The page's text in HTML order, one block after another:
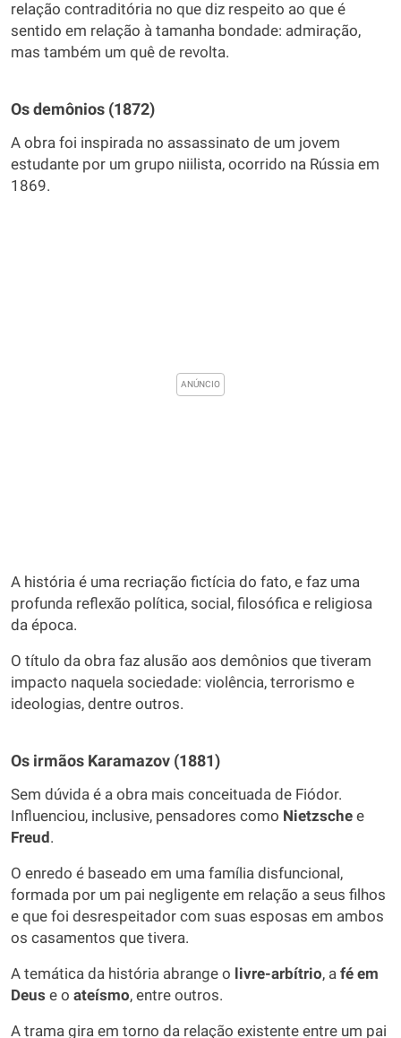
relação contraditória no que diz respeito ao que é
sentido em relação à tamanha bondade: admiração,
mas também um quê de revolta.
Os demônios (1872)
A obra foi inspirada no assassinato de um jovem
estudante por um grupo niilista, ocorrido na Rússia em
1869.
A história é uma recriação fictícia do fato, e faz uma
profunda reflexão política, social, filosófica e religiosa
da época.
O título da obra faz alusão aos demônios que tiveram
impacto naquela sociedade: violência, terrorismo e
ideologias, dentre outros.
Os irmãos Karamazov (1881)
Sem dúvida é a obra mais conceituada de Fiódor.
Influenciou, inclusive, pensadores como Nietzsche e
Freud.
O enredo é baseado em uma família disfuncional,
formada por um pai negligente em relação a seus filhos
e que foi desrespeitador com suas esposas em ambos
os casamentos que tivera.
A temática da história abrange o livre-arbítrio, a fé em
Deus e o ateísmo, entre outros.
A trama gira em torno da relação existente entre um pai